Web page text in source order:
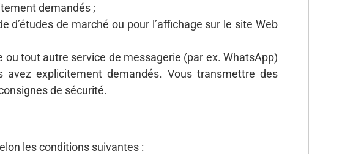
demandés ;
d’études de marché ou pour l’affichage sur le site Web
tout autre service de messagerie (par ex. WhatsApp)
explicitement demandés. Vous transmettre des
de sécurité.
les conditions suivantes :